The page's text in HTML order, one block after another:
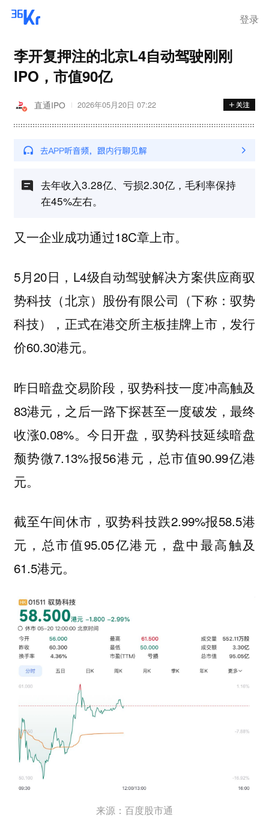
登录
李开复押注的北京L4自动驾驶刚刚
IPO，市值90亿
直通IPO 2026年05月20日 07:22
去年收入3.28亿、亏损2.30亿，毛利率保持
在45%左右。
又一企业成功通过18C章上市。
5月20日，L4级自动驾驶解决方案供应商驭
势科技（北京）股份有限公司（下称：驭势
科技），正式在港交所主板挂牌上市，发行
价60.30港元。
昨日暗盘交易阶段，驭势科技一度冲高触及
83港元，之后一路下探甚至一度破发，最终
收涨0.08%。今日开盘，驭势科技延续暗盘
颓势微7.13%报56港元，总市值90.99亿港
元。
截至午间休市，驭势科技跌2.99%报58.5港
元，总市值95.05亿港元，盘中最高触及
61.5港元。
来源：百度股市通